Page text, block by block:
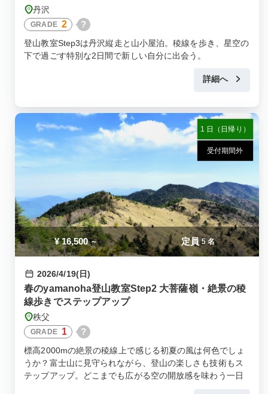
丹沢
GRADE 2 ?
登山教室Step3は丹沢縦走と山小屋泊。稜線を歩き、星空の
下で過ごす特別な2日間で新しい自分に出会う。
詳細へ
¥ 16,500 ～ 定員 5 名
1 日（日帰り）
受付期間外
2026/4/19(日)
春のyamanoha登山教室Step2 大菩薩嶺・絶景の稜
線歩きでステップアップ
秩父
GRADE 1 ?
標高2000mの絶景の稜線上で感じる初夏の風は何色でしょ
うか？富士山に見守られながら、登山の楽しさも技術もス
テップアップ。どこまでも広がる空の開放感を味わう一日